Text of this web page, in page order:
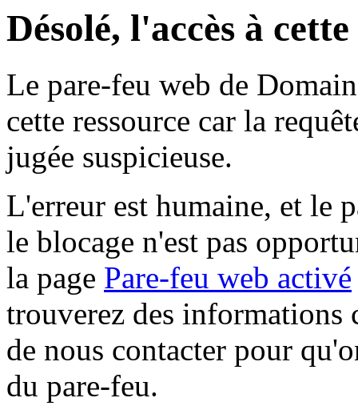
Désolé, l'accès à
Le pare-feu web de
cette ressource car la
jugée suspicieuse.
L'erreur est humaine, et le
le blocage n'est pas
la page Pare-feu web activé
trouverez des informations
de nous contacter pour
du pare-feu.